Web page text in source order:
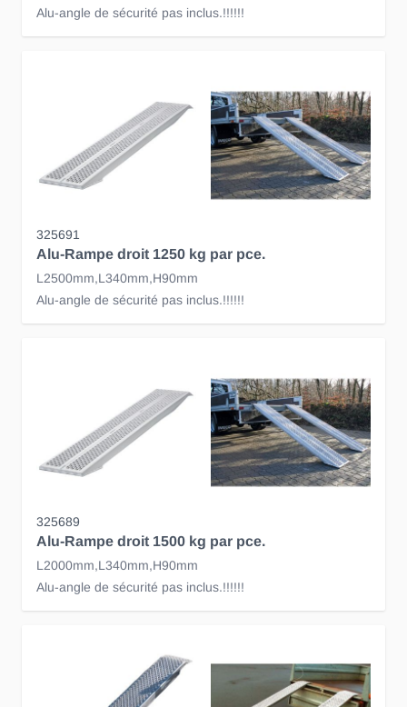
Alu-angle de sécurité pas inclus.!!!!!!
325691
Alu-Rampe droit 1250 kg par pce.
L2500mm,L340mm,H90mm
Alu-angle de sécurité pas inclus.!!!!!!
325689
Alu-Rampe droit 1500 kg par pce.
L2000mm,L340mm,H90mm
Alu-angle de sécurité pas inclus.!!!!!!